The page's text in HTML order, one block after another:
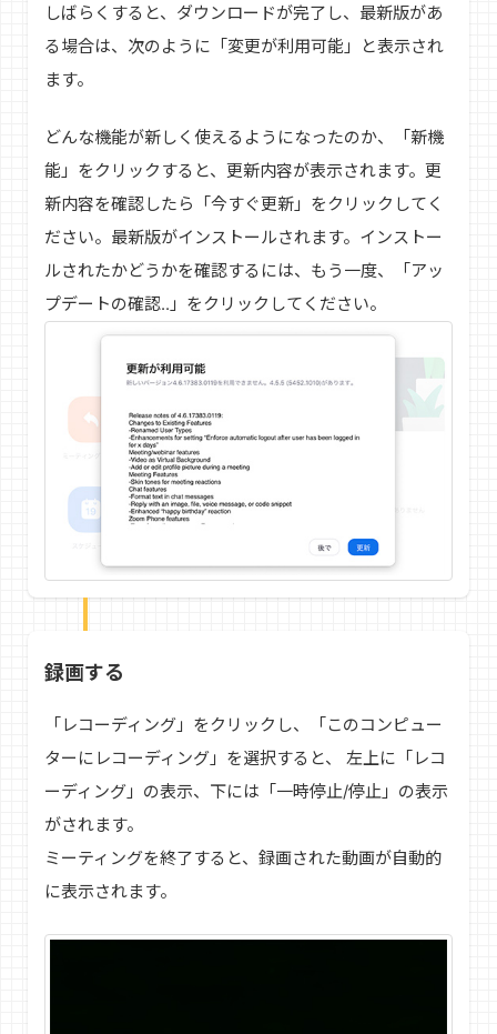
しばらくすると、ダウンロードが完了し、最新版があ
る場合は、次のように「変更が利用可能」と表示され
ます。
どんな機能が新しく使えるようになったのか、「新機
能」をクリックすると、更新内容が表示されます。更
新内容を確認したら「今すぐ更新」をクリックしてく
ださい。最新版がインストールされます。インストー
ルされたかどうかを確認するには、もう一度、「アッ
プデートの確認..」をクリックしてください。
録画する
「レコーディング」をクリックし、「このコンピュー
ターにレコーディング」を選択すると、 左上に「レコ
ーディング」の表示、下には「一時停止/停止」の表示
がされます。
ミーティングを終了すると、録画された動画が自動的
に表示されます。